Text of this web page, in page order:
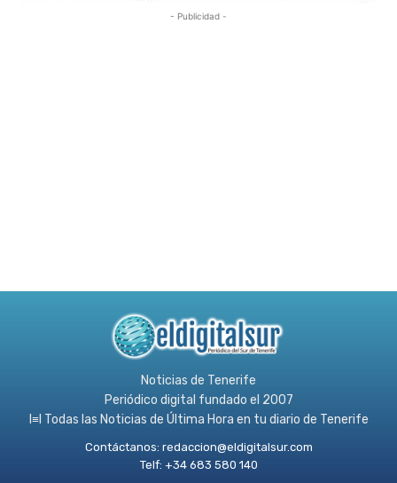
- Publicidad -
Noticias de Tenerife
Periódico digital fundado el 2007
l≡l Todas las Noticias de Última Hora en tu diario de Tenerife
Contáctanos: redaccion@eldigitalsur.com
Telf: +34 683 580 140